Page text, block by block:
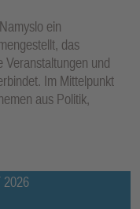
ein
das
Veranstaltungen und
Im Mittelpunkt
aus Politik,
2026